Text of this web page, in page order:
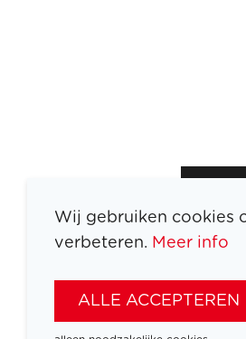
Wij gebruiken cookies
verbeteren. Meer info
ALLE ACCEPTEREN